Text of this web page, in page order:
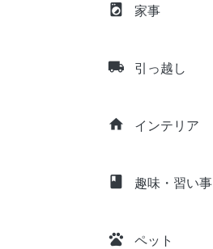
local_laundry_service 家事
local_shipping 引っ越し
home インテリア
class 趣味・習い事
pets ペット